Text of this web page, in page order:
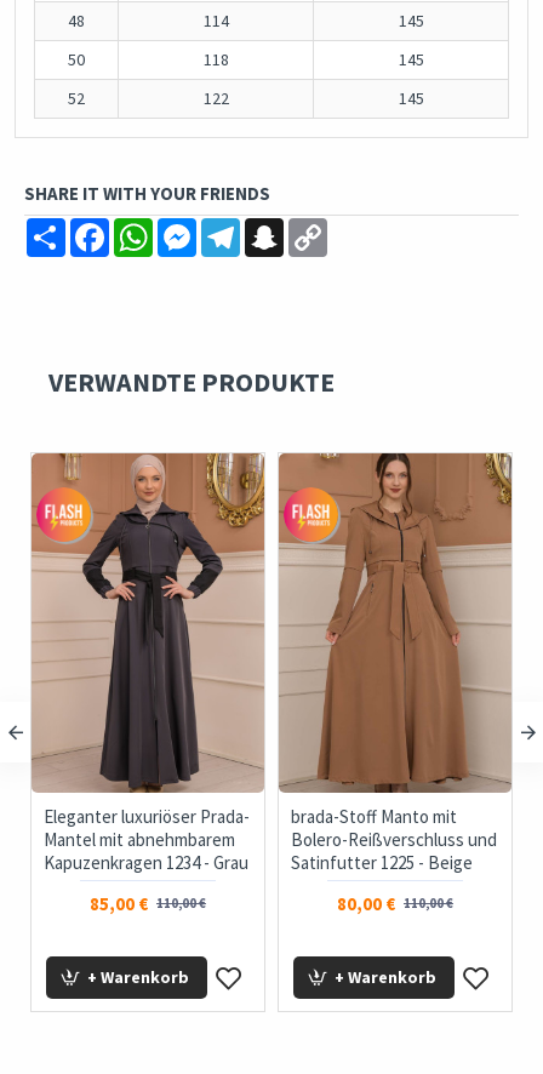
48 114
145
50
118
145
52
122 145
SHARE IT WITH YOUR FRIENDS
ShareFacebookWhatsAppMessengerTelegramSnapchat
VERWANDTE PRODUKTE
Eleganter luxuriöser Prada-
Mantel mit abnehmbarem
Kapuzenkragen 1234 - Grau
85,00 €
110,00 €
+ Warenkorb
brada-Stoff Manto mit
Bolero-Reißverschluss und
Satinfutter 1225 - Beige
80,00 €
110,00 €
+ Warenkorb